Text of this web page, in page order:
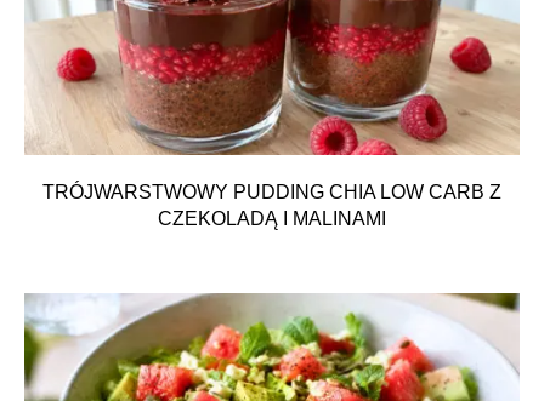
TRÓJWARSTWOWY PUDDING CHIA LOW CARB Z
CZEKOLADĄ I MALINAMI